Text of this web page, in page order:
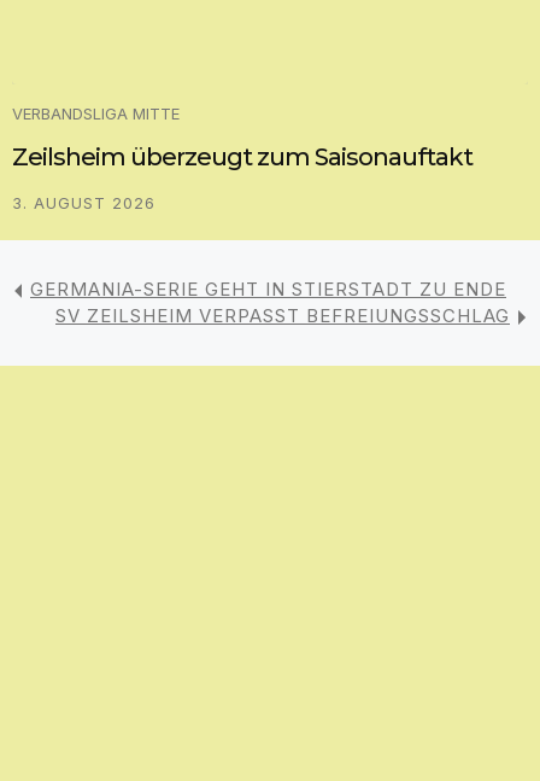
VERBANDSLIGA MITTE
Zeilsheim überzeugt zum Saisonauftakt
3. AUGUST 2026
GERMANIA-SERIE GEHT IN STIERSTADT ZU ENDE
SV ZEILSHEIM VERPASST BEFREIUNGSSCHLAG